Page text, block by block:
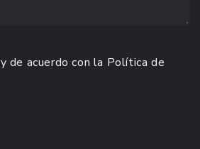
de acuerdo con la Política de